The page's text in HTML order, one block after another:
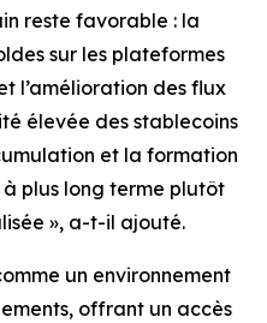
reste favorable : la
sur les plateformes
l’amélioration des flux
élevée des stablecoins
et la formation
à plus long terme plutôt
», a-t-il ajouté.
un environnement
offrant un accès